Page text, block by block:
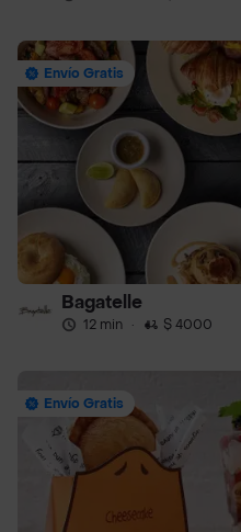
Envío Gratis
Bagatelle
12 min · $ 4000
Envío Gratis